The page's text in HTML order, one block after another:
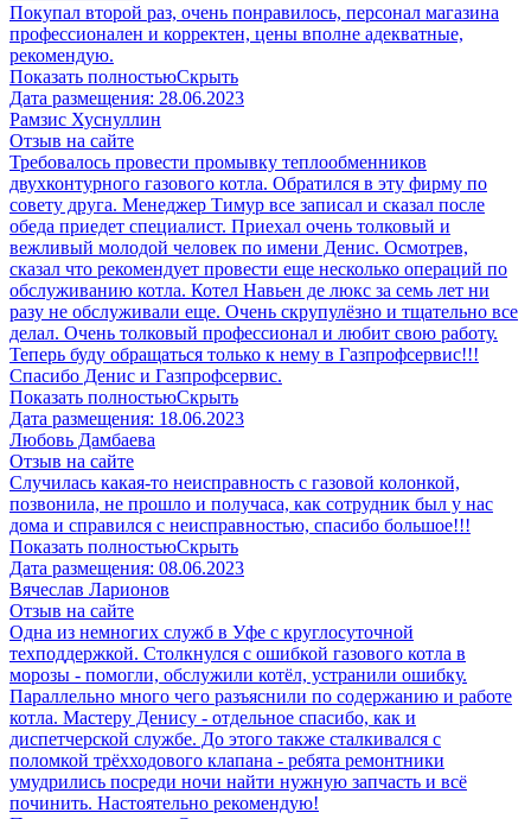
Покупал второй раз, очень понравилось, персонал магазина
профессионален и корректен, цены вполне адекватные,
рекомендую.
Показать полностьюСкрыть
Дата размещения: 28.06.2023
Рамзис Хуснуллин
Отзыв на сайте
Требовалось провести промывку теплообменников
двухконтурного газового котла. Обратился в эту фирму по
совету друга. Менеджер Тимур все записал и сказал после
обеда приедет специалист. Приехал очень толковый и
вежливый молодой человек по имени Денис. Осмотрев,
сказал что рекомендует провести еще несколько операций по
обслуживанию котла. Котел Навьен де люкс за семь лет ни
разу не обслуживали еще. Очень скрупулёзно и тщательно все
делал. Очень толковый профессионал и любит свою работу.
Теперь буду обращаться только к нему в Газпрофсервис!!!
Спасибо Денис и Газпрофсервис.
Показать полностьюСкрыть
Дата размещения: 18.06.2023
Любовь Дамбаева
Отзыв на сайте
Случилась какая-то неисправность с газовой колонкой,
позвонила, не прошло и получаса, как сотрудник был у нас
дома и справился с неисправностью, спасибо большое!!!
Показать полностьюСкрыть
Дата размещения: 08.06.2023
Вячеслав Ларионов
Отзыв на сайте
Одна из немногих служб в Уфе с круглосуточной
техподдержкой. Столкнулся с ошибкой газового котла в
морозы - помогли, обслужили котёл, устранили ошибку.
Параллельно много чего разъяснили по содержанию и работе
котла. Мастеру Денису - отдельное спасибо, как и
диспетчерской службе. До этого также сталкивался с
поломкой трёхходового клапана - ребята ремонтники
умудрились посреди ночи найти нужную запчасть и всё
починить. Настоятельно рекомендую!